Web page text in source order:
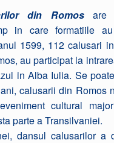
din Romosare
in care formatiile
1599, 112 calusari
au participat la
in Alba Iulia. Se
calusarii din Romos
cultural
parte a Transilvaniei.
dansul calusarilor a